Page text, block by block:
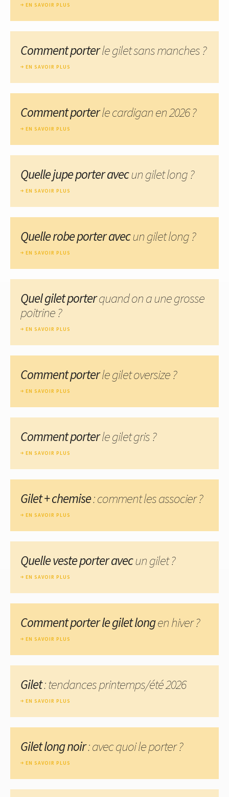
EN SAVOIR PLUS
Comment porterle gilet sans manches ?
EN SAVOIR PLUS
Comment porterle cardigan en 2026 ?
EN SAVOIR PLUS
Quelle jupe porter avecun gilet long ?
EN SAVOIR PLUS
Quelle robe porter avecun gilet long ?
EN SAVOIR PLUS
Quel gilet porterquand on a une grosse
poitrine ?
EN SAVOIR PLUS
Comment porterle gilet oversize ?
EN SAVOIR PLUS
Comment porterle gilet gris ?
EN SAVOIR PLUS
Gilet + chemise: comment les associer ?
EN SAVOIR PLUS
Quelle veste porter avecun gilet ?
EN SAVOIR PLUS
Comment porter le gilet longen hiver ?
EN SAVOIR PLUS
Gilet: tendances printemps/été 2026
EN SAVOIR PLUS
Gilet long noir: avec quoi le porter ?
EN SAVOIR PLUS